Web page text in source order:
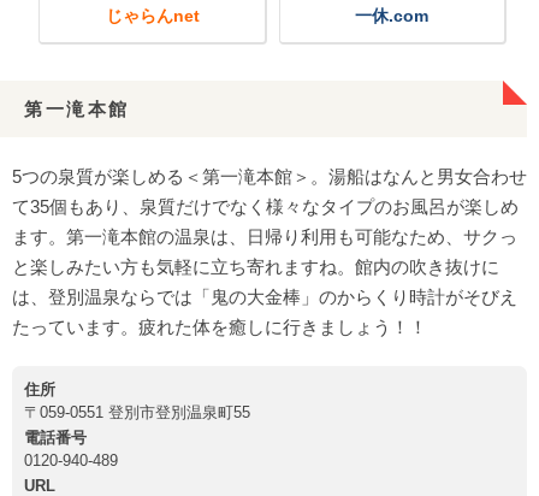
一休.com
じゃらんnet
第一滝本館
5つの泉質が楽しめる＜第一滝本館＞。湯船はなんと男女合わせ
て35個もあり、泉質だけでなく様々なタイプのお風呂が楽しめ
ます。第一滝本館の温泉は、日帰り利用も可能なため、サクっ
と楽しみたい方も気軽に立ち寄れますね。館内の吹き抜けに
は、登別温泉ならでは「鬼の大金棒」のからくり時計がそびえ
たっています。疲れた体を癒しに行きましょう！！
住所
〒059-0551 登別市登別温泉町55
電話番号
0120-940-489
URL